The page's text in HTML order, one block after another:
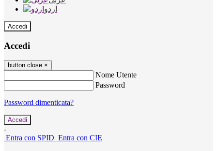
اردو
Accedi
Accedi
button close ×
Nome Utente
Password
Password dimenticata?
-
Entra con SPID Entra con CIE